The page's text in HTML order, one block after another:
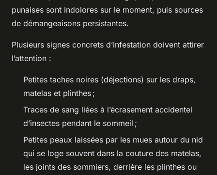
punaises sont indolores sur le moment, puis sources
de démangeaisons persistantes.
Plusieurs signes concrets d’infestation doivent attirer
l’attention :
Petites taches noires (déjections) sur les draps,
matelas et plinthes ;
Traces de sang liées à l’écrasement accidentel
d’insectes pendant le sommeil ;
Petites peaux laissées par les mues autour du nid
qui se loge souvent dans la couture des matelas,
les joints des sommiers, derrière les plinthes ou